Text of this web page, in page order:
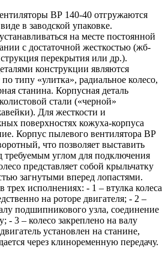
ВР 140-40 отгружаются
в заводской упаковке.
на месте постоянной
с достаточной жесткостью (жб-
перекрытия или др.).
конструкции являются
типу «улитка», радиальное колесо,
станина. Корпусная деталь
стали («черной»
Для жесткости и
поверхностях кожуха-корпуса
Корпус пылевого вентилятора ВР
что позволяет выставить
требуемым углом для подключения
представляет собой крыльчатку
загнутыми вперед лопастями.
исполнениях: - 1 – втулка колеса
на роторе двигателя; - 2 –
подшипникового узла, соединение
- 3 – колесо закреплено на валу
установлен на станине,
через клиноременную передачу.